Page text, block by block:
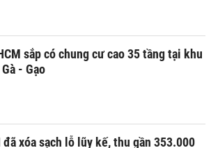
sắp có chung cư cao 35 tầng tại khu
- Gạo
đã xóa sạch lỗ lũy kế, thu gần 353.000